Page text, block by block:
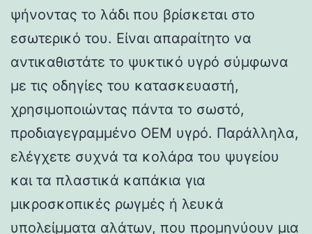
ψήνοντας το λάδι που βρίσκεται στο
εσωτερικό του. Είναι απαραίτητο να
αντικαθιστάτε το ψυκτικό υγρό σύμφωνα
με τις οδηγίες του κατασκευαστή,
χρησιμοποιώντας πάντα το σωστό,
προδιαγεγραμμένο OEM υγρό. Παράλληλα,
ελέγχετε συχνά τα κολάρα του ψυγείου
και τα πλαστικά καπάκια για
μικροσκοπικές ρωγμές ή λευκά
υπολείμματα αλάτων, που προμηνύουν μια